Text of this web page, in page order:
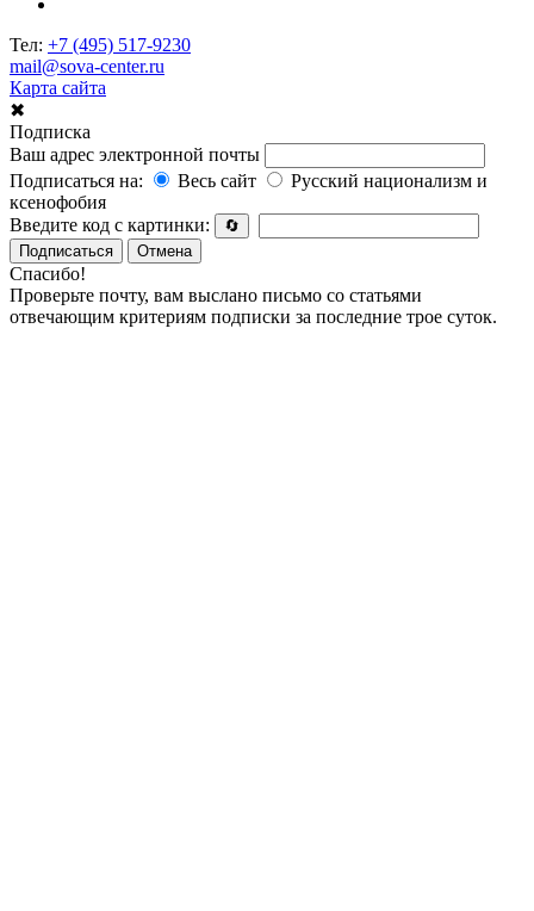
Тел: +7 (495) 517-9230
mail@sova-center.ru
Карта сайта
✖
Подписка
Ваш адрес электронной почты
Подписаться на:
Весь сайт
Русский национализм и
ксенофобия
Введите код с картинки:
🔄
Подписаться
Отмена
Спасибо!
Проверьте почту, вам выслано письмо со статьями
отвечающим критериям подписки за последние трое суток.